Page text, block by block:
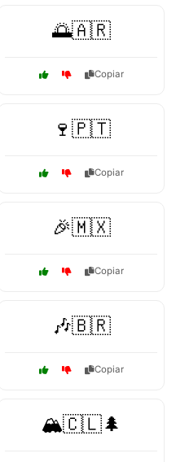
🌅🇦🇷
Copiar
🍷🇵🇹
Copiar
🎉🇲🇽
Copiar
🎶🇧🇷
Copiar
🏔️🇨🇱🌲